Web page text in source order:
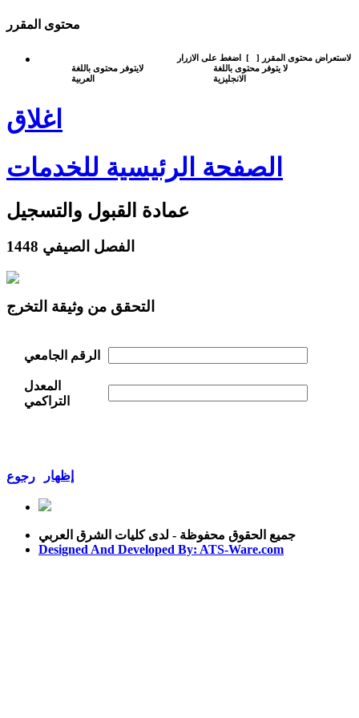
محتوى المقرر
لاستعراض محتوى المقرر [
]
اضغط على الازرار
لايتوفر محتوى باللغة
العربية
لا يتوفر محتوى باللغة
الانجليزية
اغلاق
الصفحة الرئيسية للخدمات
عمادة القبول والتسجيل
الفصل الصيفي 1448
التحقق من وثيقة التخرج
الرقم الجامعي
المعدل
التراكمي
رجوع إظهار
جميع الحقوق محفوظة - لدى كليات الشرق العربي
Designed And Developed By: ATS-Ware.com